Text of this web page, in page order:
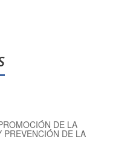
DE LA
PREVENCIÓN DE LA